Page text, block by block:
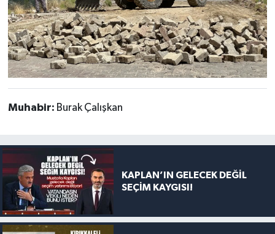
Muhabir: Burak Çalışkan
KAPLAN’IN GELECEK DEĞİL
SEÇİM KAYGISI!